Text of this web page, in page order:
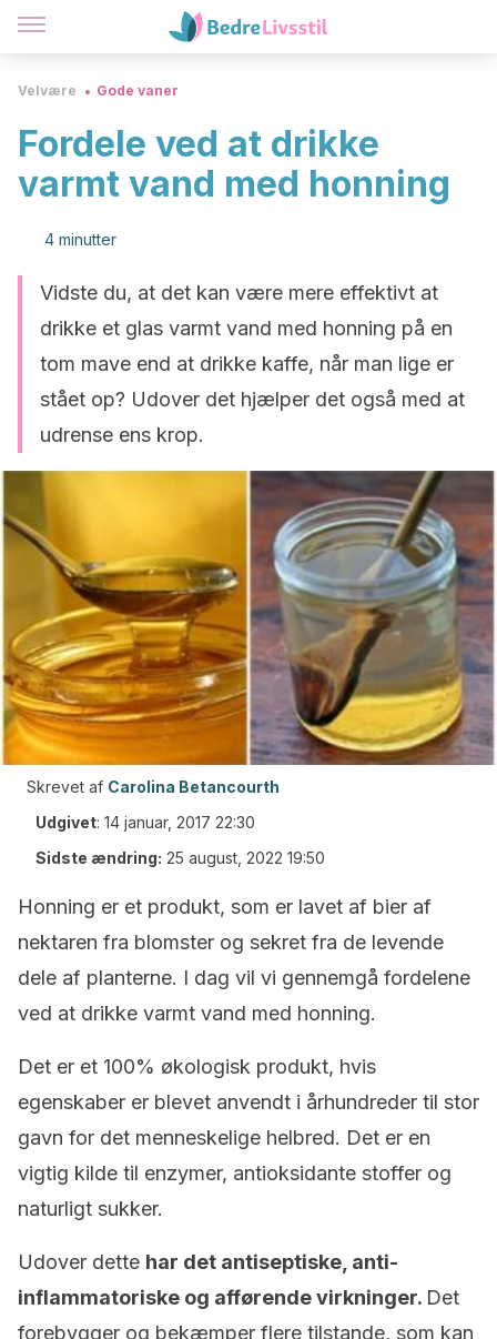
Velvære Gode vaner
Fordele ved at drikke
varmt vand med honning
4 minutter
Vidste du, at det kan være mere effektivt at
drikke et glas varmt vand med honning på en
tom mave end at drikke kaffe, når man lige er
stået op? Udover det hjælper det også med at
udrense ens krop.
Skrevet af Carolina Betancourth
Udgivet: 14 januar, 2017 22:30
Sidste ændring: 25 august, 2022 19:50
Honning er et produkt, som er lavet af bier af
nektaren fra blomster og sekret fra de levende
dele af planterne. I dag vil vi gennemgå fordelene
ved at drikke varmt vand med honning.
Det er et 100% økologisk produkt, hvis
egenskaber er blevet anvendt i århundreder til stor
gavn for det menneskelige helbred. Det er en
vigtig kilde til enzymer, antioksidante stoffer og
naturligt sukker.
Udover dette har det antiseptiske, anti-
inflammatoriske og afførende virkninger. Det
forebygger og bekæmper flere tilstande, som kan